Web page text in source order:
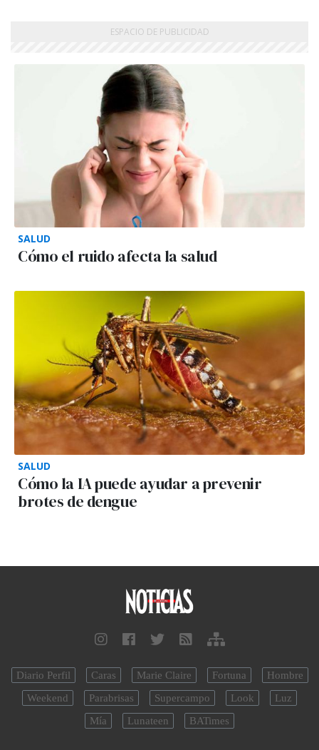
SALUD
Cómo el ruido afecta la salud
SALUD
Cómo la IA puede ayudar a prevenir
brotes de dengue
Diario Perfil Caras Marie Claire Fortuna
Hombre
Weekend
Parabrisas Supercampo Look
Luz
Mía
Lunateen BATimes